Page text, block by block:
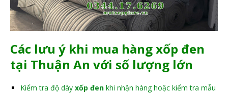
Các lưu ý khi mua hàng xốp đen
tại Thuận An với số lượng lớn
Kiểm tra độ dày xốp đen khi nhận hàng hoặc kiểm tra mẫu